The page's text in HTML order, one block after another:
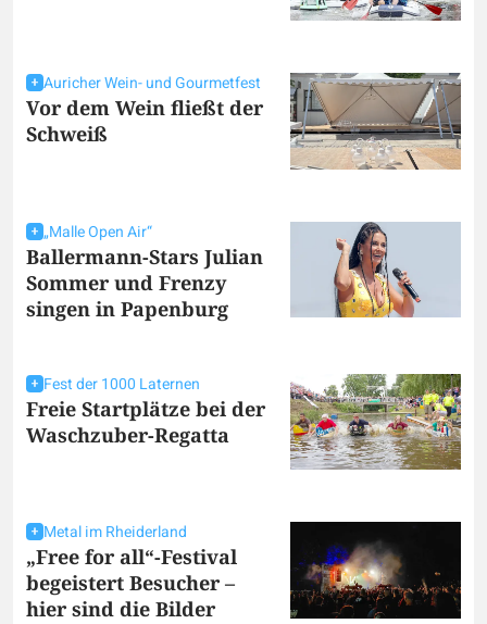
Auricher Wein- und Gourmetfest
Vor dem Wein fließt der
Schweiß
„Malle Open Air“
Ballermann-Stars Julian
Sommer und Frenzy
singen in Papenburg
Fest der 1000 Laternen
Freie Startplätze bei der
Waschzuber-Regatta
Metal im Rheiderland
„Free for all“-Festival
begeistert Besucher –
hier sind die Bilder